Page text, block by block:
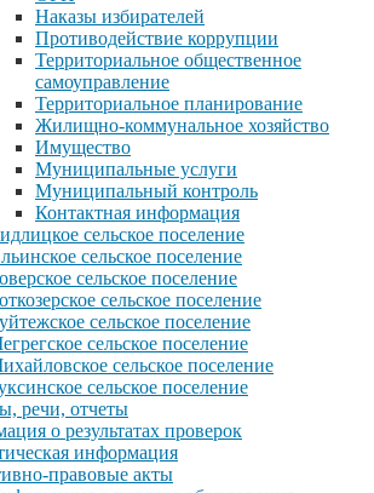
Наказы избирателей
Противодействие коррупции
Территориальное общественное
самоуправление
Территориальное планирование
Жилищно-коммунальное хозяйство
Имущество
Муниципальные услуги
Муниципальный контроль
Контактная информация
сельское поселение
сельское поселение
сельское поселение
сельское поселение
сельское поселение
сельское поселение
сельское поселение
сельское поселение
речи, отчеты
о результатах проверок
информация
правовые акты